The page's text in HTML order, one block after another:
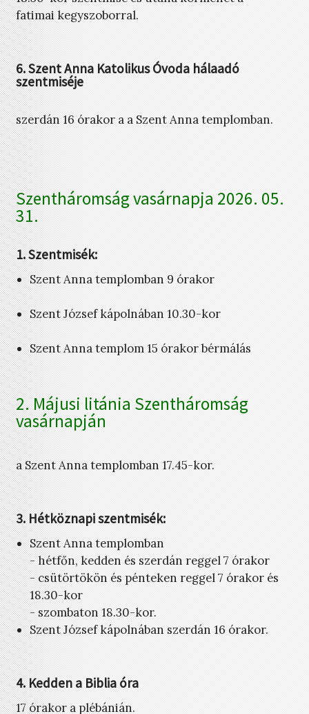
fatimai kegyszoborral.
6. Szent Anna Katolikus Óvoda hálaadó
szentmiséje
szerdán 16 órakor a a Szent Anna templomban.
Szentháromság vasárnapja 2026. 05.
31.
1. Szentmisék:
Szent Anna templomban 9 órakor
Szent József kápolnában 10.30-kor
Szent Anna templom 15 órakor bérmálás
2. Májusi litánia Szentháromság
vasárnapján
a Szent Anna templomban 17.45-kor.
3. Hétköznapi szentmisék:
Szent Anna templomban
- hétfőn, kedden és szerdán reggel 7 órakor
- csütörtökön és pénteken reggel 7 órakor és
18.30-kor
- szombaton 18.30-kor.
Szent József kápolnában szerdán 16 órakor.
4. Kedden a Biblia óra
17 órakor a plébánián.